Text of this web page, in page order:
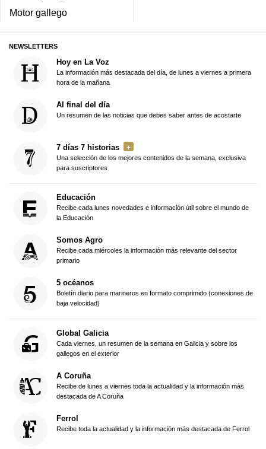
Motor gallego
NEWSLETTERS
Hoy en La Voz
La información más destacada del día, de lunes a viernes a primera
hora de la mañana
Al final del día
Un resumen de las noticias que debes saber antes de acostarte
7 días 7 historias
Una selección de los mejores contenidos de la semana, exclusiva
para suscriptores
Educación
Recibe cada lunes novedades e información útil sobre el mundo de
la Educación
Somos Agro
Recibe cada miércoles la información más relevante del sector
primario
5 océanos
Boletín diario para marineros en formato comprimido (conexiones de
baja velocidad)
Global Galicia
Cada viernes, un resumen de la semana en Galicia y sobre los
gallegos en el exterior
A Coruña
Recibe de lunes a viernes toda la actualidad y la información más
destacada de A Coruña
Ferrol
Recibe toda la actualidad y la información más destacada de Ferrol